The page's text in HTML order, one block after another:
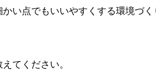
い点でもいいやすくする環境づく
てください。